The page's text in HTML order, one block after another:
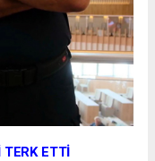
TERK ETTİ